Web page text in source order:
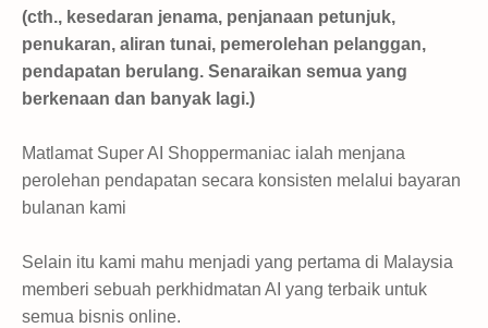
(cth., kesedaran jenama, penjanaan petunjuk,
penukaran, aliran tunai, pemerolehan pelanggan,
pendapatan berulang. Senaraikan semua yang
berkenaan dan banyak lagi.)
Matlamat Super AI Shoppermaniac ialah menjana
perolehan pendapatan secara konsisten melalui bayaran
bulanan kami
Selain itu kami mahu menjadi yang pertama di Malaysia
memberi sebuah perkhidmatan AI yang terbaik untuk
semua bisnis online.